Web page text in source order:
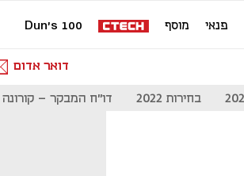
פנאי מוסף Dun's 100
דואר אדום
בחירות 2022 דו"ח המבקר - קורונה